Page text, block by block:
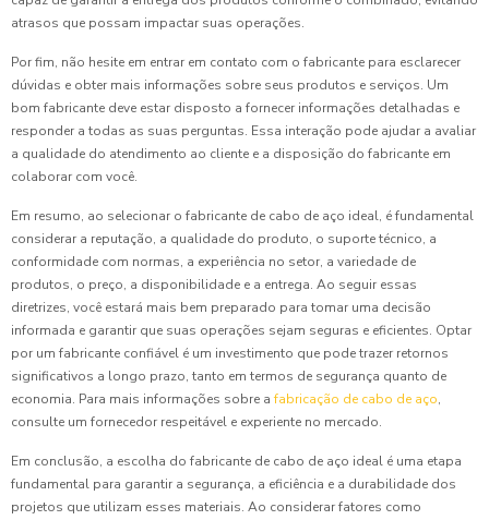
atrasos que possam impactar suas operações.
Por fim, não hesite em entrar em contato com o fabricante para esclarecer
dúvidas e obter mais informações sobre seus produtos e serviços. Um
bom fabricante deve estar disposto a fornecer informações detalhadas e
responder a todas as suas perguntas. Essa interação pode ajudar a avaliar
a qualidade do atendimento ao cliente e a disposição do fabricante em
colaborar com você.
Em resumo, ao selecionar o fabricante de cabo de aço ideal, é fundamental
considerar a reputação, a qualidade do produto, o suporte técnico, a
conformidade com normas, a experiência no setor, a variedade de
produtos, o preço, a disponibilidade e a entrega. Ao seguir essas
diretrizes, você estará mais bem preparado para tomar uma decisão
informada e garantir que suas operações sejam seguras e eficientes. Optar
por um fabricante confiável é um investimento que pode trazer retornos
significativos a longo prazo, tanto em termos de segurança quanto de
economia. Para mais informações sobre a fabricação de cabo de aço,
consulte um fornecedor respeitável e experiente no mercado.
Em conclusão, a escolha do fabricante de cabo de aço ideal é uma etapa
fundamental para garantir a segurança, a eficiência e a durabilidade dos
projetos que utilizam esses materiais. Ao considerar fatores como